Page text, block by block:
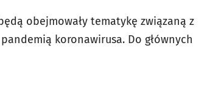
obejmowały tematykę związaną z
koronawirusa. Do głównych